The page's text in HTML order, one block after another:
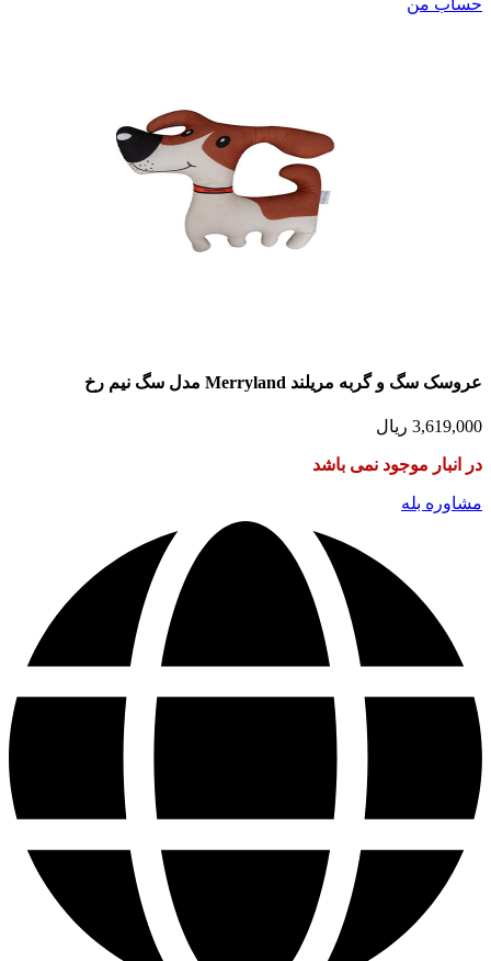
حساب من
عروسک سگ و گربه مریلند Merryland مدل سگ نیم رخ
3,619,000 ریال
در انبار موجود نمی باشد
مشاوره بله